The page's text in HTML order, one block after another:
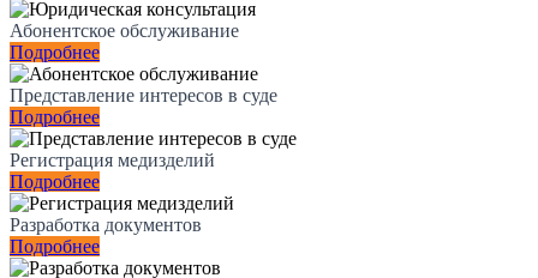
Абонентское обслуживание
Подробнее
Представление интересов в суде
Подробнее
Регистрация медизделий
Подробнее
Разработка документов
Подробнее